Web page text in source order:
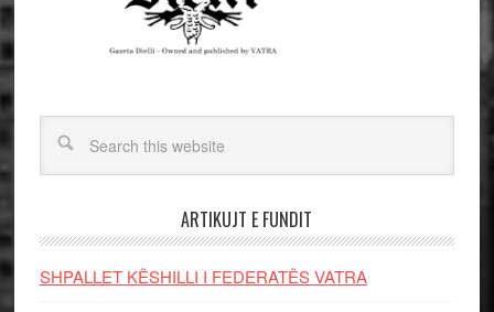
ARTIKUJT E FUNDIT
SHPALLET KËSHILLI I FEDERATËS VATRA